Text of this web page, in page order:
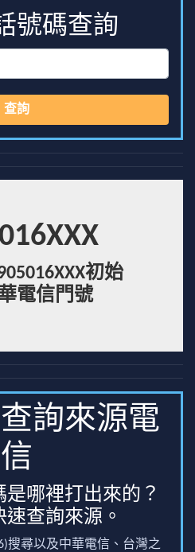
號碼查詢
查詢
初始
電信門號
詢來源電
信
哪裡打出來的？
查詢來源。
搜尋以及中華電信、台灣之